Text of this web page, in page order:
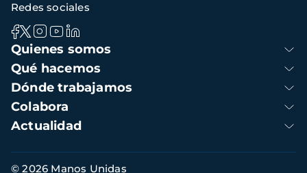
Navegación
principal
Quienes somos
Qué hacemos
Dónde trabajamos
Colabora
Actualidad
Redes sociales
Información
© 2026 Manos Unidas